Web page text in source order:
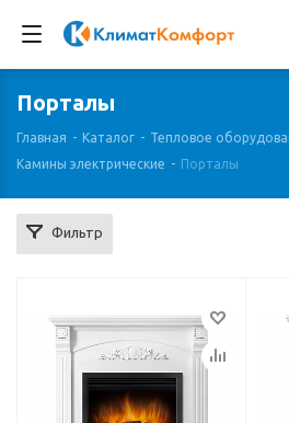
Порталы
Главная - Каталог - Тепловое
Камины электрические - Порталы
Фильтр